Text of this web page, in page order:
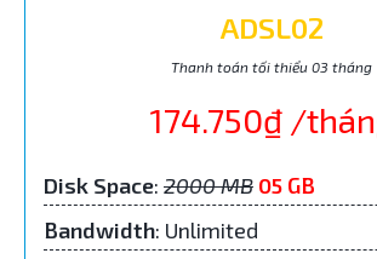
ADSL02
Thanh toán tối thiểu 03 tháng
174.750₫ /
Disk Space: 2000 MB 05 GB
Bandwidth: Unlimited